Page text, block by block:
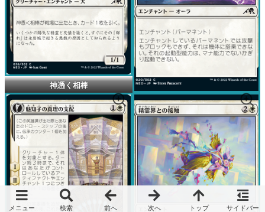
神憑く相棒